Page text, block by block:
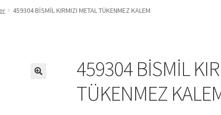
İADE KOŞULLARIİptal ve İade PolitikasıMesafeli Satış Sözleşmesi
459304 BİSMİL KIRMIZI METAL TÜKENMEZ KALEM
459304 BİSMİL
TÜKENMEZ